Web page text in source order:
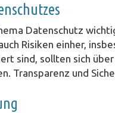
Datenschutz
Risiken einher,
sind, sollten sich
Transparenz und